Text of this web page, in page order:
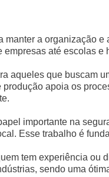
manter a organização
até escolas e
aqueles que buscam
apoia os
importante na
Esse trabalho é
tem experiência ou
sendo uma